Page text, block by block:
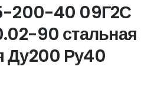
200-40 09Г2С
90 стальная
Ду200 Ру40